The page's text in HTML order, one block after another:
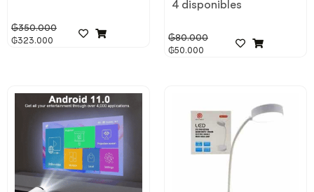
₲350.000
₲323.000
4 disponibles
₲80.000
₲50.000